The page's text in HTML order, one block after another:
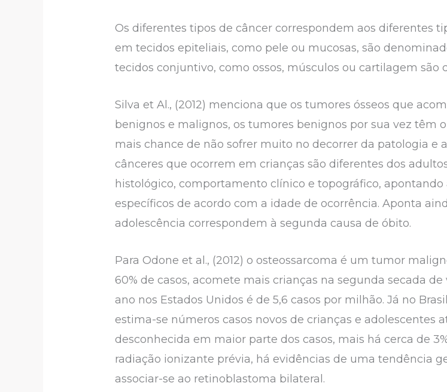
Os diferentes tipos de câncer correspondem aos diferentes
em tecidos epiteliais, como pele ou mucosas, são
tecidos conjuntivo, como ossos, músculos ou cartilagem são
Silva et Al., (2012) menciona que os tumores ósseos que
benignos e malignos, os tumores benignos por sua vez têm
mais chance de não sofrer muito no decorrer da patologia e
cânceres que ocorrem em crianças são diferentes dos
histológico, comportamento clínico e topográfico,
específicos de acordo com a idade de ocorrência. Aponta
adolescência correspondem à segunda causa de óbito.
Para Odone et al., (2012) o osteossarcoma é um tumor
60% de casos, acomete mais crianças na segunda secada
ano nos Estados Unidos é de 5,6 casos por milhão. Já no
estima-se números casos novos de crianças e adolescentes
desconhecida em maior parte dos casos, mais há cerca de
radiação ionizante prévia, há evidências de uma tendência
associar-se ao retinoblastoma bilateral.